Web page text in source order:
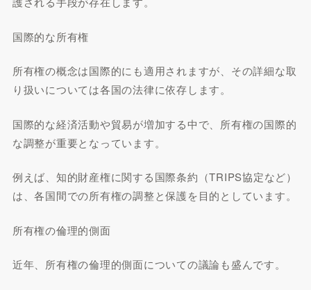
国際的な所有権
所有権の概念は国際的にも適用されますが、その詳細な取
り扱いについては各国の法律に依存します。
国際的な経済活動や貿易が増加する中で、所有権の国際的
な調整が重要となっています。
例えば、知的財産権に関する国際条約（TRIPS協定など）
は、各国間での所有権の調整と保護を目的としています。
所有権の倫理的側面
近年、所有権の倫理的側面についての議論も盛んです。